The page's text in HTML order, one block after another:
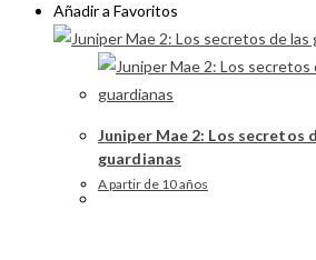
Añadir a Favoritos
Juniper Mae 2: Los secretos
guardianas
A partir de 10 años